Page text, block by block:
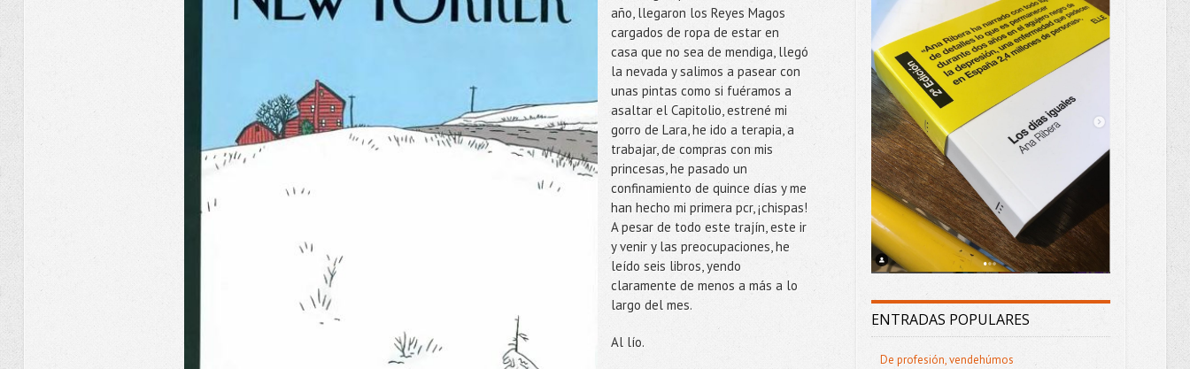
año, llegaron los Reyes Magos
cargados de ropa de estar en
casa que no sea de mendiga, llegó
la nevada y salimos a pasear con
unas pintas como si fuéramos a
asaltar el Capitolio, estrené mi
gorro de Lara, he ido a terapia, a
trabajar, de compras con mis
princesas, he pasado un
confinamiento de quince días y me
han hecho mi primera pcr, ¡chispas!
A pesar de todo este trajín, este ir
y venir y las preocupaciones, he
leído seis libros, yendo
claramente de menos a más a lo
largo del mes.
Al lío.
ENTRADAS POPULARES
De profesión, vendehúmos